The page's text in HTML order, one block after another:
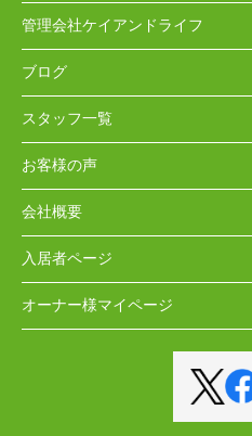
管理会社ケイアンドライフ
ブログ
スタッフ一覧
お客様の声
会社概要
入居者ページ
オーナー様マイページ